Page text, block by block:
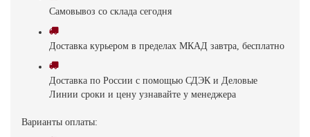
Самовывоз со склада cегодня
Доставка курьером в пределах МКАД завтра, бесплатно
Доставка по России с помощью СДЭК и Деловые
Линии сроки и цену узнавайте у менеджера
Варианты оплаты: